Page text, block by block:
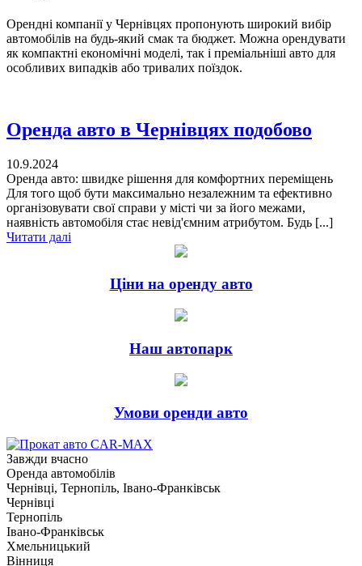
Орендні компанії у Чернівцях пропонують широкий вибір
автомобілів на будь-який смак та бюджет. Можна орендувати
як компактні економічні моделі, так і преміальніші авто для
особливих випадків або тривалих поїздок.
Оренда авто в Чернівцях подобово
10.9.2024
Оренда авто: швидке рішення для комфортних переміщень
Для того щоб бути максимально незалежним та ефективно
організовувати свої справи у місті чи за його межами,
наявність автомобіля стає невід'ємним атрибутом. Будь [...]
Читати далі
Ціни на оренду авто
Наш автопарк
Умови оренди авто
Завжди вчасно
Оренда автомобілів
Чернівці, Тернопіль, Івано-Франківськ
Чернівці
Тернопіль
Івано-Франківськ
Хмельницький
Вінниця